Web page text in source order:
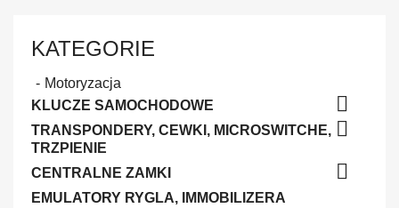
KATEGORIE
Motoryzacja
KLUCZE SAMOCHODOWE

TRANSPONDERY, CEWKI, MICROSWITCHE,
TRZPIENIE

CENTRALNE ZAMKI 
EMULATORY RYGLA, IMMOBILIZERA